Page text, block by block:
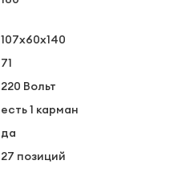
107x60x140
71
220 Вольт
есть 1 карман
да
27 позиций